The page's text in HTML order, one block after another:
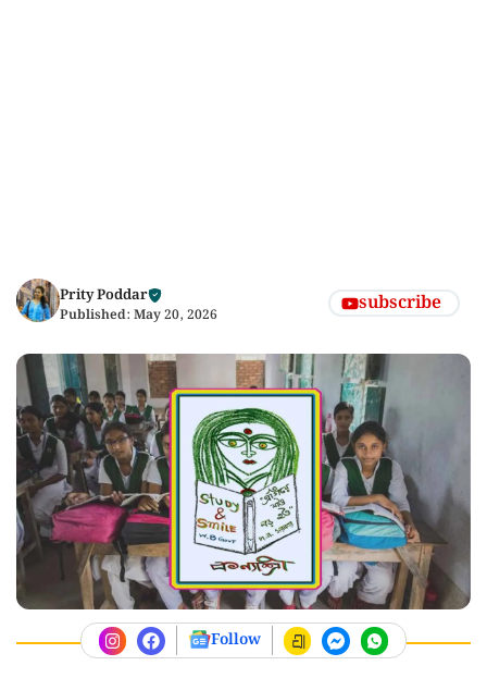
Prity Poddar
Published: May 20, 2026 subscribe
Follow